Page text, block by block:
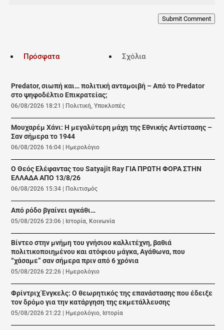
Submit Comment
Πρόσφατα Σχόλια
Predator, σιωπή και… πολιτική ανταμοιβή – Από το Predator
στο ψηφοδέλτιο Επικρατείας;
06/08/2026 18:21 Πολιτική,Υποκλοπές
Μουχαρέμ Χάνι: Η μεγαλύτερη μάχη της Εθνικής Αντίστασης –
Σαν σήμερα το 1944
06/08/2026 16:04 Ημερολόγιο
Ο Θεός Ελέφαντας του Satyajit Ray ΓΙΑ ΠΡΩΤΗ ΦΟΡΑ ΣΤΗΝ
ΕΛΛΑΔΑ ΑΠΟ 13/8/26
06/08/2026 15:34 Πολιτισμός
Από ρόδο βγαίνει αγκάθι…
05/08/2026 23:06 Ιστορία, Κοινωνία
Βίντεο στην μνήμη του γνήσιου καλλιτέχνη, βαθιά
πολιτικοποιημένου και ατόφιου μάγκα, Αγάθωνα, που
“χάσαμε” σαν σήμερα πριν από 6 χρόνια
05/08/2026 22:26 Ημερολόγιο
Φρίντριχ Ένγκελς: Ο θεωρητικός της επανάστασης που έδειξε
τον δρόμο για την κατάργηση της εκμετάλλευσης
05/08/2026 21:22 Ημερολόγιο, Ιστορία